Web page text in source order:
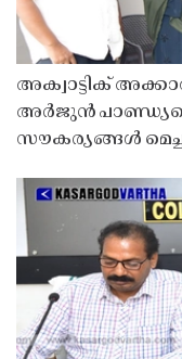
അക്വാട്ടിക്
അർജുൻ
സൗകര്യങ്ങൾ